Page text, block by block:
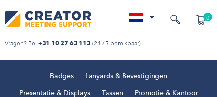
Vragen? Bel +31 10 27 63 113 (24 / 7 bereikbaar)
0
Badges Lanyards & Bevestigingen
Presentatie & Displays Tassen Promotie & Kantoor